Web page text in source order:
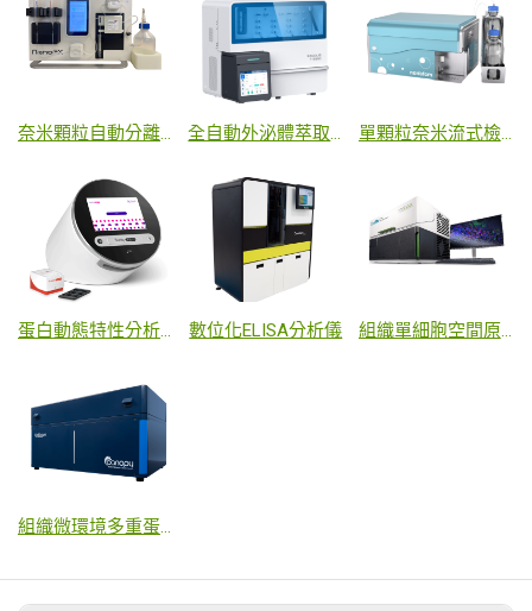
奈米顆粒自動分離設備 全自動外泌體萃取系統 單顆粒奈米流式檢測儀
蛋白動態特性分析儀 數位化ELISA分析儀 組織單細胞空間原位成像系統
組織微環境多重蛋白影像分析系統